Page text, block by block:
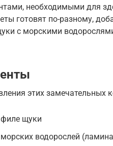
необходимыми для
готовят по-разному,
с морскими
этих замечательных
филе щуки
морских водорослей